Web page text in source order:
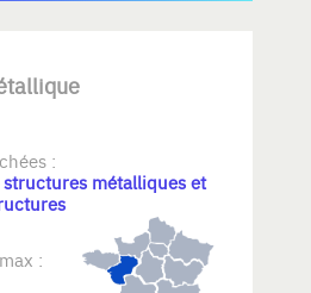
:
structures métalliques et
: